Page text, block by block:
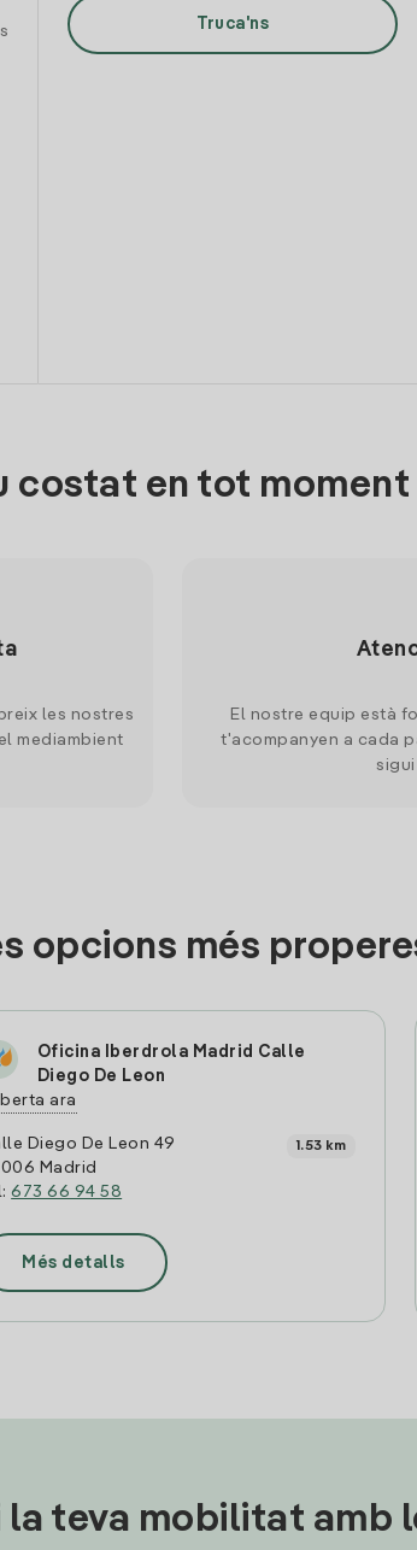
Truca'ns
costat en tot moment
les nostres
mediambient
El nostre equip està
t'acompanyen a cada
opcions més
Oficina Iberdrola Madrid Calle
Diego De Leon
ara
Diego De Leon 49
Madrid
673 66 94 58
1.53 km
Més detalls
la teva mobilitat amb